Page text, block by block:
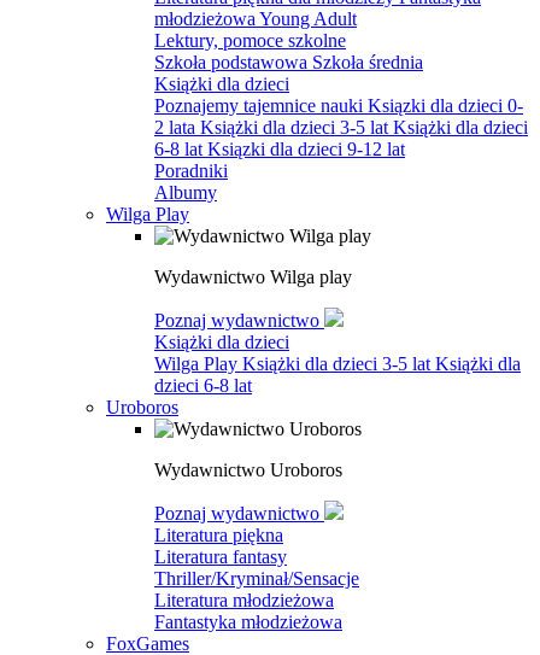
młodzieżowa Young Adult
Lektury, pomoce szkolne
Szkoła podstawowa Szkoła średnia
Książki dla dzieci
Poznajemy tajemnice nauki Ksiązki dla dzieci 0-
2 lata Książki dla dzieci 3-5 lat Książki dla dzieci
6-8 lat Ksiązki dla dzieci 9-12 lat
Poradniki
Albumy
Wilga Play
Wydawnictwo Wilga play
Poznaj wydawnictwo
Książki dla dzieci
Wilga Play Książki dla dzieci 3-5 lat Książki dla
dzieci 6-8 lat
Uroboros
Wydawnictwo Uroboros
Poznaj wydawnictwo
Literatura piękna
Literatura fantasy
Thriller/Kryminał/Sensacje
Literatura młodzieżowa
Fantastyka młodzieżowa
FoxGames